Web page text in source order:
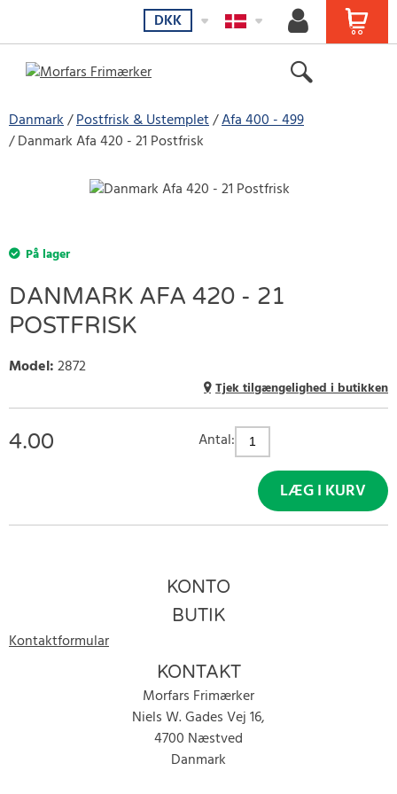
DKK
Danmark Postfrisk & Ustemplet Afa 400 - 499
Danmark Afa 420 - 21 Postfrisk
På lager
DANMARK AFA 420 - 21
POSTFRISK
Model:2872
Tjek tilgængelighed i butikken
4.00 Antal:
LÆG I KURV
KONTO
BUTIK
Kontaktformular
KONTAKT
Morfars Frimærker
Niels W. Gades Vej 16,
4700 Næstved
Danmark